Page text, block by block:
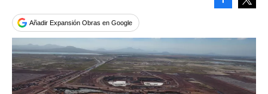
Añadir Expansión Obras en Google